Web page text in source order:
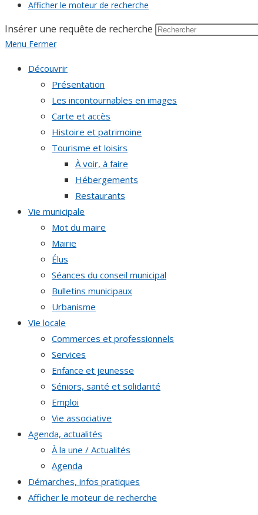
Afficher le moteur de recherche
Insérer une requête de recherche
Menu Fermer
Découvrir
Présentation
Les incontournables en images
Carte et accès
Histoire et patrimoine
Tourisme et loisirs
À voir, à faire
Hébergements
Restaurants
Vie municipale
Mot du maire
Mairie
Élus
Séances du conseil municipal
Bulletins municipaux
Urbanisme
Vie locale
Commerces et professionnels
Services
Enfance et jeunesse
Séniors, santé et solidarité
Emploi
Vie associative
Agenda, actualités
À la une / Actualités
Agenda
Démarches, infos pratiques
Afficher le moteur de recherche